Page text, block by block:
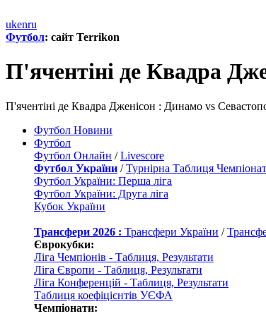
ukenru
Футбол: сайт Terrikon
П'ячентiнi де Квадра
П'ячентiнi де Квадра Дженiсон : Динамо vs
Футбол Новини
Футбол
Футбол Онлайн /Livescore
Футбол України /Турнірна Таблиця
Футбол України: Перша ліга
Футбол України: Друга ліга
Кубок України
Трансфери 2026 : Трансфери України /
Єврокубки:
Ліга Чемпіонів - Таблиця, Результати
Ліга Європи - Таблиця, Результати
Ліга Конференцій - Таблиця, Результати
Таблиця коефіцієнтів УЄФА
Чемпіонати: